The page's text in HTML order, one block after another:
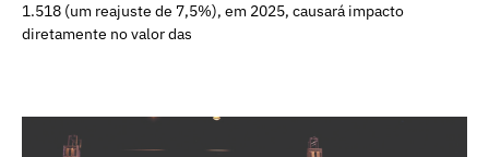
1.518 (um reajuste de 7,5%), em 2025, causará impacto
diretamente no valor das